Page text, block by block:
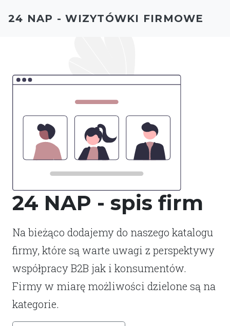
24 NAP - spis firm
Na bieżąco dodajemy do naszego katalogu
firmy, które są warte uwagi z perspektywy
współpracy B2B jak i konsumentów.
Firmy w miarę możliwości dzielone są na
kategorie.
24 NAP - WIZYTÓWKI FIRMOWE